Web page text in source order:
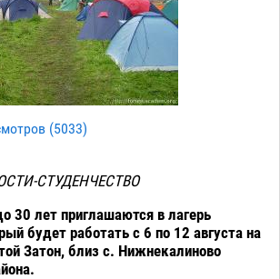
(5033)
СТУДЕНЧЕСТВО
30 лет приглашаются в лагерь
будет работать с 6 по 12 августа на
Затон, близ с. Нижнекалиново